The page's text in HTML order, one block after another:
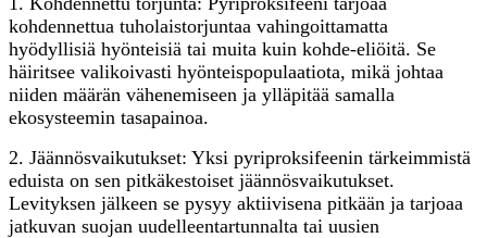
kohdennettua tuholaistorjuntaa vahingoittamatta
hyödyllisiä hyönteisiä tai muita kuin kohde-eliöitä. Se
häiritsee valikoivasti hyönteispopulaatiota, mikä johtaa
niiden määrän vähenemiseen ja ylläpitää samalla
ekosysteemin tasapainoa.
2. Jäännösvaikutukset: Yksi pyriproksifeenin tärkeimmistä
eduista on sen pitkäkestoiset jäännösvaikutukset.
Levityksen jälkeen se pysyy aktiivisena pitkään ja tarjoaa
jatkuvan suojan uudelleentartunnalta tai uusien